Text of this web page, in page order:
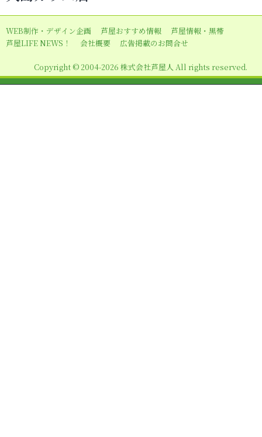
ー
シ
ン
WEB制作・デザイン企画 芦屋おすすめ情報
芦屋情報・黒帯
芦屋LIFE NEWS！
会社概要 広告掲載のお問合せ
Copyright © 2004-2026 株式会社芦屋人 All rights reserved.